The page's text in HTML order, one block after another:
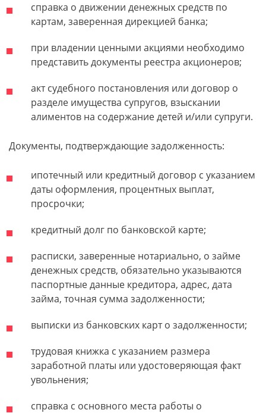
справка о движении денежных средств по
картам, заверенная дирекцией банка;
при владении ценными акциями необходимо
представить документы реестра акционеров;
акт судебного постановления или договор о
разделе имущества супругов, взыскании
алиментов на содержание детей и/или супруги.
Документы, подтверждающие задолженность:
ипотечный или кредитный договор с указанием
даты оформления, процентных выплат,
просрочки;
кредитный долг по банковской карте;
расписки, заверенные нотариально, о займе
денежных средств, обязательно указываются
паспортные данные кредитора, адрес, дата
займа, точная сумма задолженности;
выписки из банковских карт о задолженности;
трудовая книжка с указанием размера
заработной платы или удостоверяющая факт
увольнения;
справка с основного места работы о